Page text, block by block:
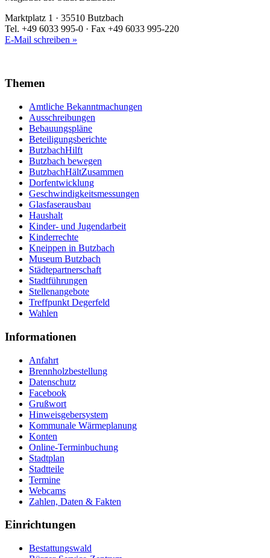
Marktplatz 1 · 35510 Butzbach
Tel. +49 6033 995-0 · Fax +49 6033 995-220
E-Mail schreiben »
Themen
Amtliche Bekanntmachungen
Ausschreibungen
Bebauungspläne
Beteiligungsberichte
ButzbachHilft
Butzbach bewegen
ButzbachHältZusammen
Dorfentwicklung
Geschwindigkeitsmessungen
Glasfaserausbau
Haushalt
Kinder- und Jugendarbeit
Kinderrechte
Kneippen in Butzbach
Museum Butzbach
Städtepartnerschaft
Stadtführungen
Stellenangebote
Treffpunkt Degerfeld
Wahlen
Informationen
Anfahrt
Brennholzbestellung
Datenschutz
Facebook
Grußwort
Hinweisgebersystem
Kommunale Wärmeplanung
Konten
Online-Terminbuchung
Stadtplan
Stadtteile
Termine
Webcams
Zahlen, Daten & Fakten
Einrichtungen
Bestattungswald